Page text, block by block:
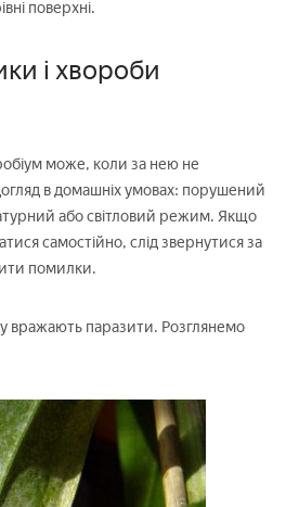
поверхні.
і хвороби
може, коли за нею не
в домашніх умовах: порушений
або світловий режим. Якщо
самостійно, слід звернутися за
помилки.
вражають паразити. Розглянемо